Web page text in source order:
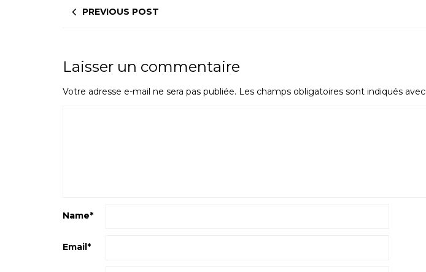
PREVIOUS POST
Laisser un commentaire
Votre adresse e-mail ne sera pas publiée. Les champs obligatoires sont indiqués avec
Name*
Email*